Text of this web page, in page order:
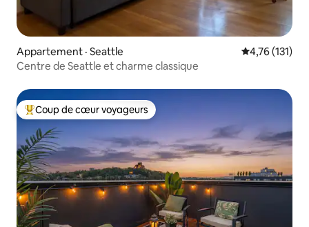
Appartement · Seattle Note
4,76 (131)
Centre de Seattle et charme classique
Coup de cœur voyageurs parmi les plus aimés
Coup de cœur voyageurs